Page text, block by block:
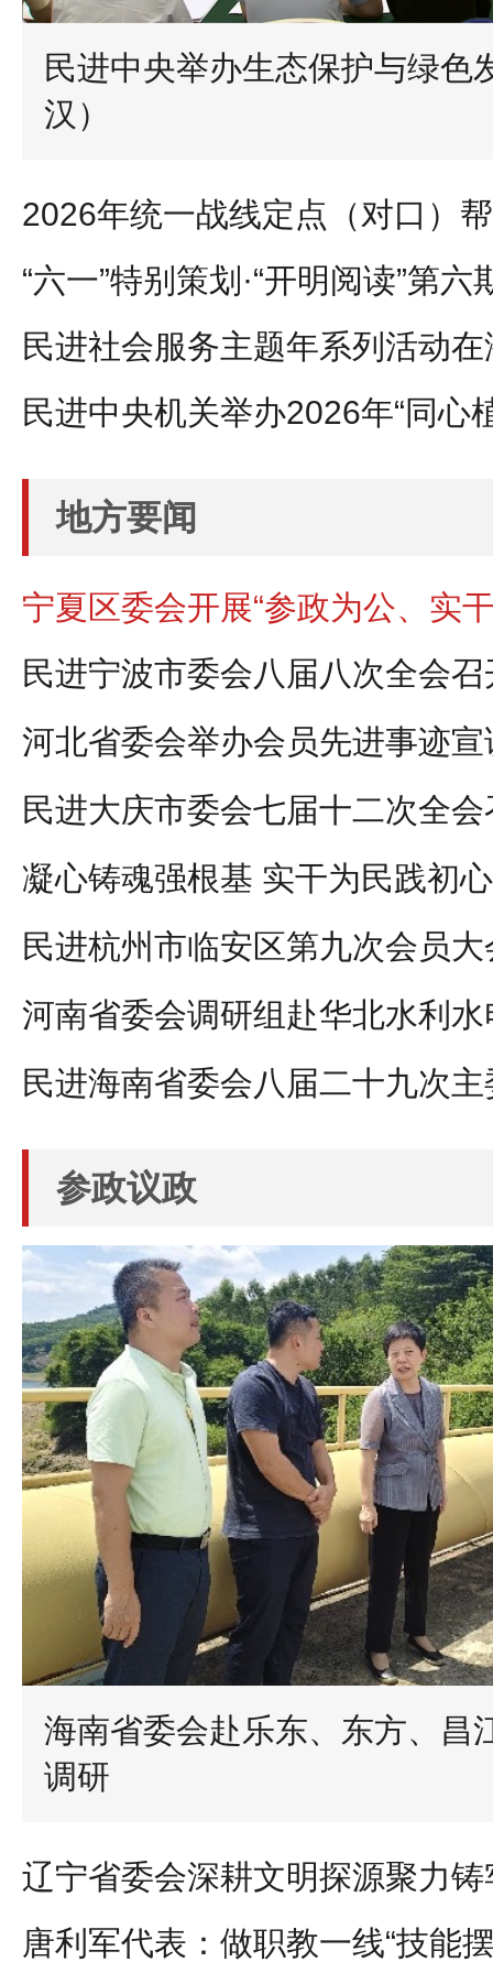
民进中央举办生态保护与绿色
汉）
民进社会服务主题年系列活动
地方要闻
宁夏区委会开展“参政为公、实
民进宁波市委会八届八次全会召
河北省委会举办会员先进事迹宣
民进大庆市委会七届十二次全会
凝心铸魂强根基 实干为民践初心
民进杭州市临安区第九次会员
民进海南省委会八届二十九次
参政议政
海南省委会赴乐东、东方、昌
调研
唐利军代表：做职教一线“技能